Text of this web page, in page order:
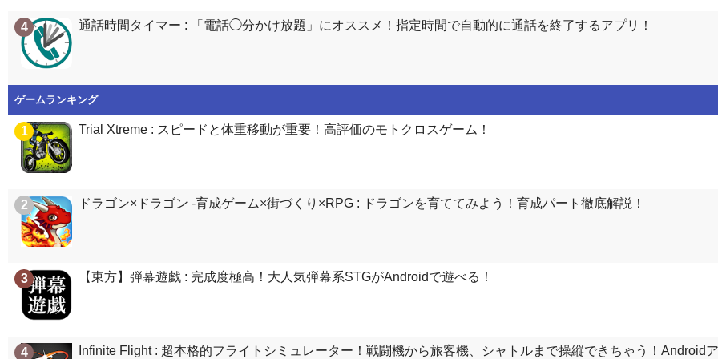
4 通話時間タイマー : 「電話◯分かけ放題」にオススメ！指定時間で自動的に通話を終了するアプリ！
ゲームランキング
1 Trial Xtreme : スピードと体重移動が重要！高評価のモトクロスゲーム！
2 ドラゴン×ドラゴン -育成ゲーム×街づくり×RPG : ドラゴンを育ててみよう！育成パート徹底解説！
3 【東方】弾幕遊戯 : 完成度極高！大人気弾幕系STGがAndroidで遊べる！
4 Infinite Flight : 超本格的フライトシミュレーター！戦闘機から旅客機、シャトルまで操縦できちゃう！Android